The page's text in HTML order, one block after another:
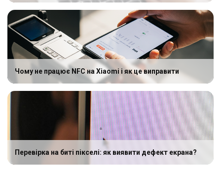
Чому не працює NFC на Xiaomi і як це виправити
Перевірка на биті пікселі: як виявити дефект екрана?